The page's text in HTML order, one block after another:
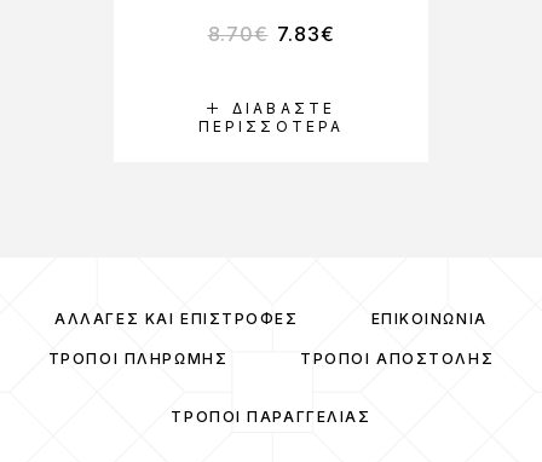
ΔΙΑΒΆΣΤΕ
ΠΕΡΙΣΣΌΤΕΡΑ
8.70€ 7.83€
ΑΛΛΑΓΈΣ ΚΑΙ ΕΠΙΣΤΡΟΦΈΣ ΕΠΙΚΟΙΝΩΝΊΑ
ΤΡΌΠΟΙ ΠΛΗΡΩΜΉΣ ΤΡΌΠΟΙ ΑΠΟΣΤΟΛΉΣ
ΤΡΌΠΟΙ ΠΑΡΑΓΓΕΛΊΑΣ